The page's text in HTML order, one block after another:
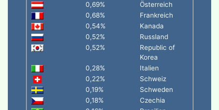
0,69%
Österreich
0,68%
Frankreich
0,54%
Kanada
0,52%
Russland
0,52%
Republic of
Korea
0,28%
Italien
0,22%
Schweiz
0,19%
Schweden
0,18%
Czechia